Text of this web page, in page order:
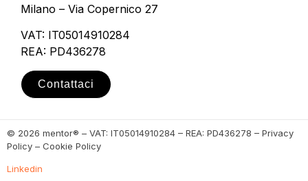
Milano – Via Copernico 27
VAT: IT05014910284
REA: PD436278
Contattaci
© 2026 mentor® – VAT: IT05014910284 – REA: PD436278 – Privacy
Policy – Cookie Policy
Linkedin